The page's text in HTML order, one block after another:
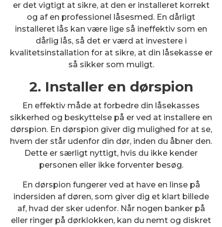
er det vigtigt at sikre, at den er installeret korrekt
og af en professionel låsesmed. En dårligt
installeret lås kan være lige så ineffektiv som en
dårlig lås, så det er værd at investere i
kvalitetsinstallation for at sikre, at din låsekasse er
så sikker som muligt.
2. Installer en dørspion
En effektiv måde at forbedre din låsekasses
sikkerhed og beskyttelse på er ved at installere en
dørspion. En dørspion giver dig mulighed for at se,
hvem der står udenfor din dør, inden du åbner den.
Dette er særligt nyttigt, hvis du ikke kender
personen eller ikke forventer besøg.
En dørspion fungerer ved at have en linse på
indersiden af døren, som giver dig et klart billede
af, hvad der sker udenfor. Når nogen banker på
eller ringer på dørklokken, kan du nemt og diskret